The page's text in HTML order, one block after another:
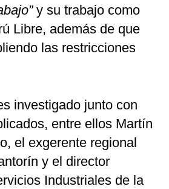
y su trabajo como
Libre, además de que
las restricciones
investigado junto con
entre ellos Martín
el exgerente regional
y el director
Industriales de la